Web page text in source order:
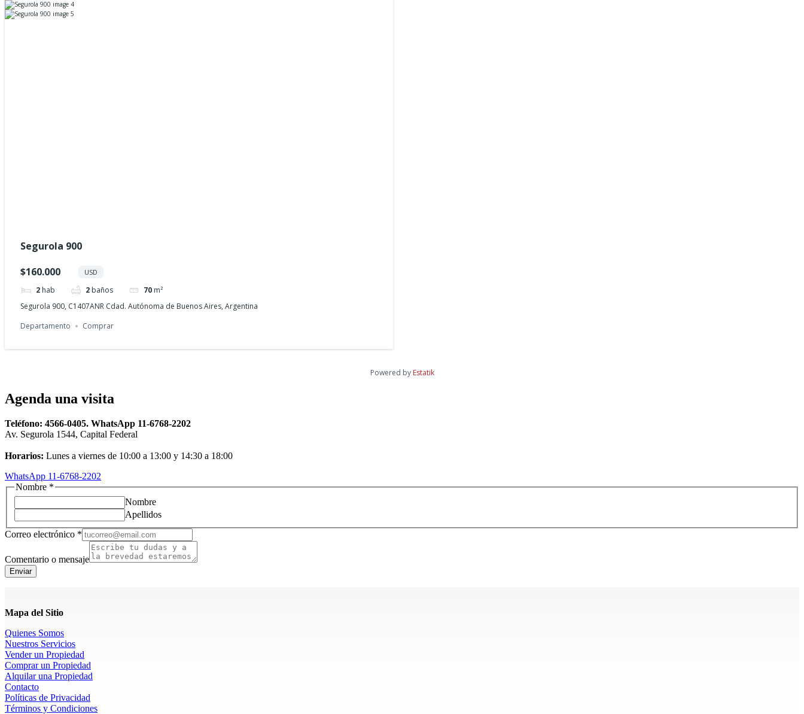
Segurola 900
$160.000
USD
2 hab 2 baños 70 m²
Segurola 900, C1407ANR Cdad. Autónoma de Buenos Aires, Argentina
Departamento
Comprar
Powered by Estatik
Agenda una visita
Teléfono: 4566-0405. WhatsApp 11-6768-2202
Av. Segurola 1544, Capital Federal
Horarios: Lunes a viernes de 10:00 a 13:00 y 14:30 a 18:00
WhatsApp 11-6768-2202
Nombre *
Nombre
Apellidos
electrónico
Nombre
Correo electrónico *
Comentario o mensaje
Enviar
Mapa del Sitio
Quienes Somos
Nuestros Servicios
Vender un Propiedad
Comprar un Propiedad
Alquilar una Propiedad
Contacto
Políticas de Privacidad
Términos y Condiciones